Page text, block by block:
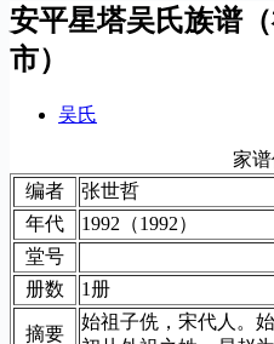
安平星塔吴氏族谱
市）
吴氏
家
编者
张世哲
年代
1992（1992）
堂号
册数
1册
摘要
始祖子侁，宋代人。